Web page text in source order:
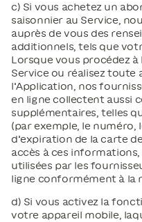
c) Si vous achetez un
saisonnier au Service,
auprès de vous des
additionnels, tels que
Lorsque vous procédez à
Service ou réalisez toute
l’Application, nos
en ligne collectent aussi
supplémentaires, telles
(par exemple, le numéro,
d’expiration de la carte
accès à ces
utilisées par les
ligne conformément à la
d) Si vous activez la
votre appareil mobile,